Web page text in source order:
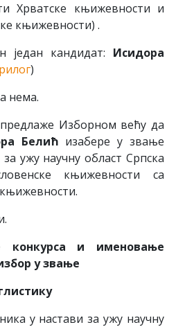
Хрватске књижевности и
књижевности) .
један кандидат: Исидора
)
нема.
Изборном већу да
Белић изабере у звање
за ужу научну област Српска
књижевности са
конкурса и именовање
у звање
у настави за ужу научну